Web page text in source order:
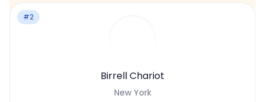
#2
Birrell Chariot
New York